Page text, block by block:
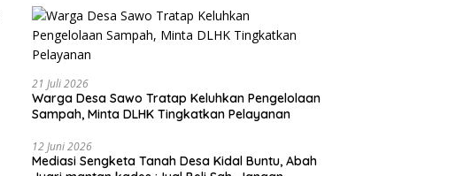
21 Juli 2026
Warga Desa Sawo Tratap Keluhkan Pengelolaan
Sampah, Minta DLHK Tingkatkan Pelayanan
12 Juni 2026
Mediasi Sengketa Tanah Desa Kidal Buntu, Abah